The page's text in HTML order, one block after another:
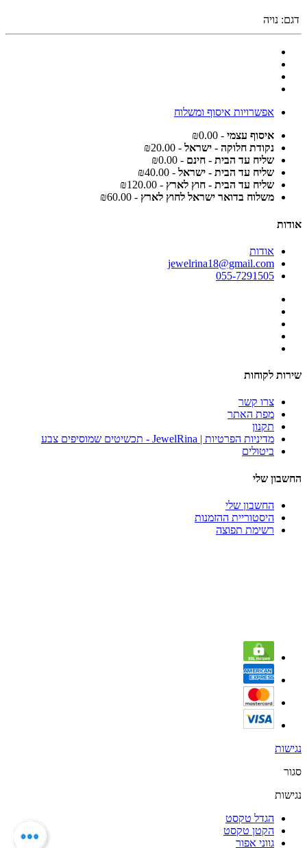
דגם: נויה
אפשרויות איסוף ומשלוח
איסוף עצמי - ₪0.00
נקודת חלוקה - ישראל - ₪20.00
שליח עד הבית - חינם - ₪0.00
שליח עד הבית - ישראל - ₪40.00
שליח עד הבית - חוץ לארץ - ₪120.00
משלוח בדואר ישראל לחוץ לארץ - ₪60.00
אודות
אודות
jewelrina18@gmail.com
055-7291505
שירות לקוחות
צרו קשר
מפת האתר
תקנון
מדיניות הפרטיות | JewelRina - תכשיטים שמוסיפים צבע
ביטולים
החשבון שלי
החשבון שלי
היסטוריית ההזמנות
רשימת תפוצה
נגישות
סגור
נגישות
הגדל טקסט
הקטן טקסט
גווני אפור